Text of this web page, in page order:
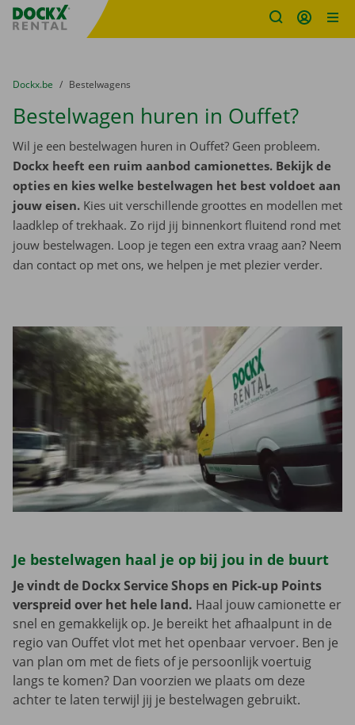
Fratello DEMO
U bevindt zich hier:
van
Dockx.be naar
Bestelwagens
Bestelwagen huren in Ouffet?
Wil je een bestelwagen huren in Ouffet? Geen probleem.
Dockx heeft een ruim aanbod camionettes. Bekijk de
opties en kies welke bestelwagen het best voldoet aan
jouw eisen. Kies uit verschillende groottes en modellen met
laadklep of trekhaak. Zo rijd jij binnenkort fluitend rond met
jouw bestelwagen. Loop je tegen een extra vraag aan? Neem
dan contact op met ons, we helpen je met plezier verder.
Je bestelwagen haal je op bij jou in de buurt
Je vindt de Dockx Service Shops en Pick-up Points
verspreid over het hele land. Haal jouw camionette er
snel en gemakkelijk op. Je bereikt het afhaalpunt in de
regio van Ouffet vlot met het openbaar vervoer. Ben je
van plan om met de fiets of je persoonlijk voertuig
langs te komen? Dan voorzien we plaats om deze
achter te laten terwijl jij je bestelwagen gebruikt.